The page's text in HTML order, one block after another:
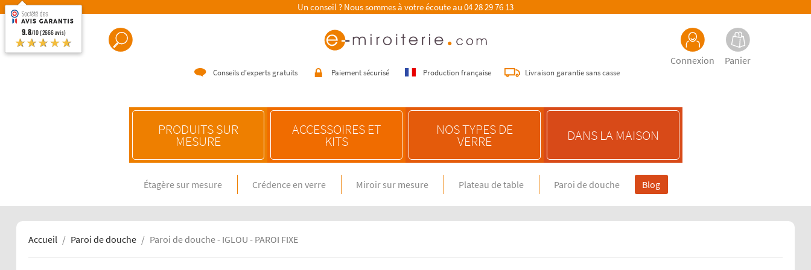
Un conseil ? Nous sommes à votre écoute au 04 28 29 76 13
Connexion Panier
Conseils d'experts gratuits Paiement sécurisé Production française Livraison garantie sans casse
PRODUITS SUR
MESURE
CRÉDENCE SUR MESURE
Crédence en verre spécial feux gaz
Crédence miroir sur mesure
Crédence en verre sur mesure
NOS CONSEILS
Choisir une crédence de cuisine
Entretenir une crédence de cuisine
ACCESSOIRES ET
KITS
NOS TYPES DE
VERRE DANS LA MAISON
Étagère sur mesure Crédence en verre Miroir sur mesure Plateau de table Paroi de douche Blog
Accueil Paroi de douche Paroi de douche - IGLOU - PAROI FIXE
9.8/10 (2666 avis)
★★★★★